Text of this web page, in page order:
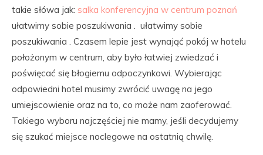
takie słówa jak: salka konferencyjna w centrum poznań
ułatwimy sobie poszukiwania . ułatwimy sobie
poszukiwania . Czasem lepie jest wynająć pokój w hotelu
położonym w centrum, aby było łatwiej zwiedzać i
poświęcać się błogiemu odpoczynkowi. Wybierając
odpowiedni hotel musimy zwrócić uwagę na jego
umiejscowienie oraz na to, co może nam zaoferować.
Takiego wyboru najczęściej nie mamy, jeśli decydujemy
się szukać miejsce noclegowe na ostatnią chwilę.